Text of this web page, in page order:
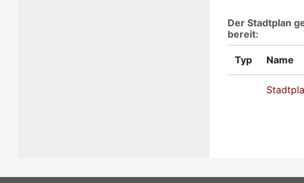
Der Stadtplan
bereit:
Typ Name